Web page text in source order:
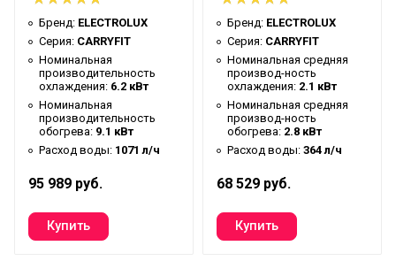
Высота товара
0.626 м
Габаритные размеры
товара (В*Ш*Г)
0,626*0,8*0,22 м
Глубина товара
0.22 м
Ширина товара
0.8 м
Область применения
Полупромышленное
оборудование
Серия
CARRYFIT
Бренд: ELECTROLUX
Серия: CARRYFIT
Номинальная
производительность
охлаждения: 6.2 кВт
Номинальная
производительность
обогрева: 9.1 кВт
Расход воды: 1071 л/ч
95 989 руб.
Бренд: ELECTROLUX
Серия: CARRYFIT
Номинальная средняя
производ-ность
охлаждения: 2.1 кВт
Номинальная средняя
производ-ность
обогрева: 2.8 кВт
Расход воды: 364 л/ч
68 529 руб.